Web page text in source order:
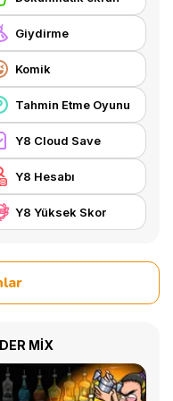
Giydirme
Komik
Tahmin Etme Oyunu
Y8 Cloud Save
Y8 Hesabı
Y8 Yüksek Skor
MIX